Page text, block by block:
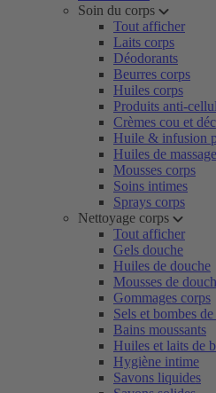
Soin du corps
Tout afficher
Laits corps
Déodorants
Beurres corps
Huiles corps
Produits anti-
Crèmes cou et
Huile & infusion
Huiles de
Mousses corps
Soins intimes
Sprays corps
Nettoyage corps
Tout afficher
Gels douche
Huiles de douche
Mousses de
Gommages corps
Sels et bombes
Bains moussants
Huiles et laits de
Hygiène intime
Savons liquides